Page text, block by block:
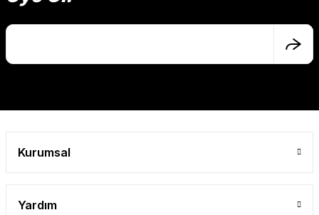
Kurumsal
Yardım